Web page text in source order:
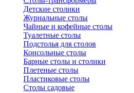
Детские столики
Журнальные столы
Чайные и кофейные столы
Туалетные столы
Подстолья для столов
Консольные столы
Барные столы и столики
Плетеные столы
Пластиковые столы
Столы садовые